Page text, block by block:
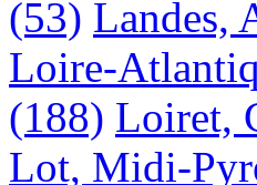
(53) Landes,
Loire-
(188) Loiret,
Lot, Midi-